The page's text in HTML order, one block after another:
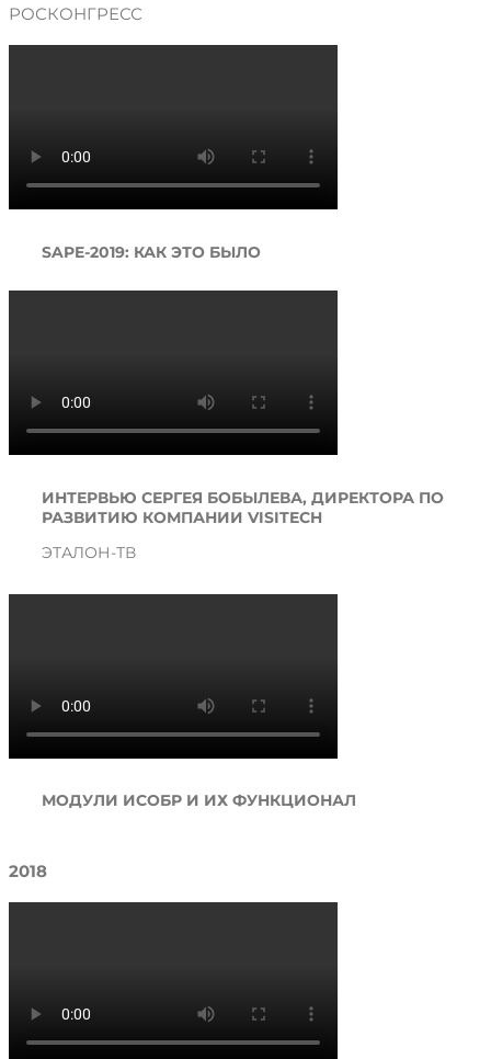
РОСКОНГРЕСС
SAPE-2019: КАК ЭТО БЫЛО
ИНТЕРВЬЮ СЕРГЕЯ БОБЫЛЕВА, ДИРЕКТОРА ПО
РАЗВИТИЮ КОМПАНИИ VISITECH
ЭТАЛОН-ТВ
МОДУЛИ ИСОБР И ИХ ФУНКЦИОНАЛ
2018